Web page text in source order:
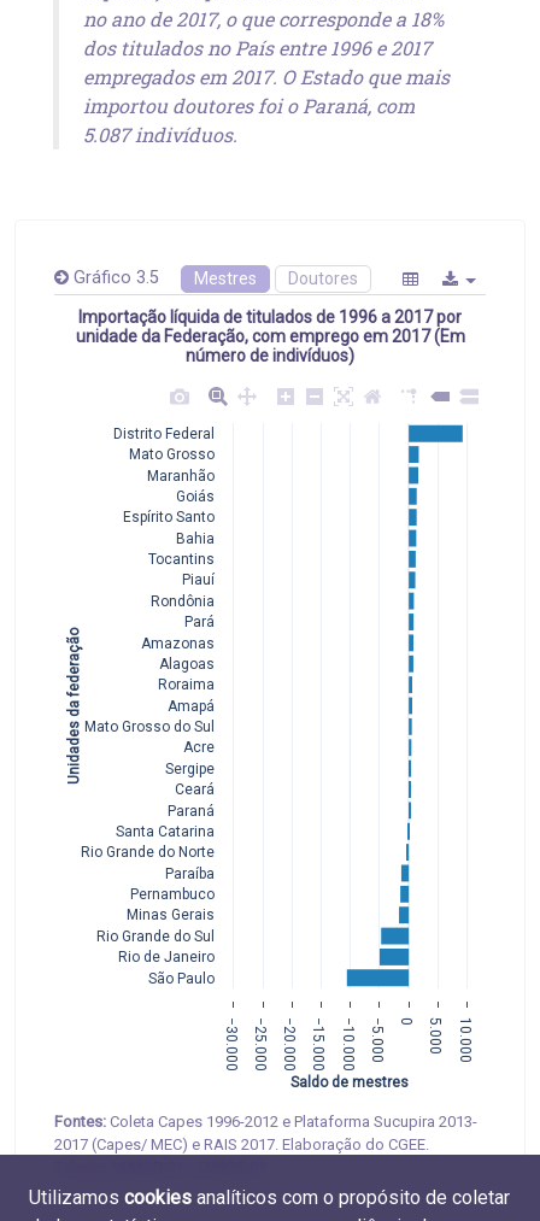
no ano de 2017, o que corresponde a 18%
dos titulados no País entre 1996 e 2017
empregados em 2017. O Estado que mais
importou doutores foi o Paraná, com
5.087 indivíduos.
Gráfico 3.5 Mestres Doutores
Importação líquida de titulados de 1996 a 2017 por
unidade da Federação, com emprego em 2017 (Em
número de indivíduos)
−30.000 −25.000 −20.000 −15.000 −10.000 −5.000 0 5.000 10.000
São Paulo
Rio de Janeiro
Rio Grande do Sul
Minas Gerais
Pernambuco
Paraíba
Rio Grande do Norte
Santa Catarina
Paraná
Ceará
Sergipe
Acre
Mato Grosso do Sul
Amapá
Roraima
Alagoas
Amazonas
Pará
Rondônia
Piauí
Tocantins
Bahia
Espírito Santo
Goiás
Maranhão
Mato Grosso
Distrito Federal
Saldo de mestres
Unidades da federação
Fontes: Coleta Capes 1996-2012 e Plataforma Sucupira 2013-
2017 (Capes/ MEC) e RAIS 2017. Elaboração do CGEE.
Utilizamos cookies analíticos com o propósito de coletar